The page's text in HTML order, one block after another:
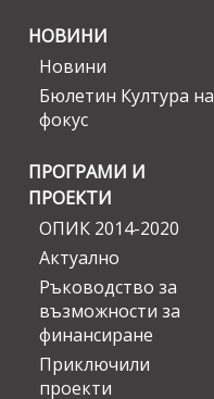
НОВИНИ
Новини
Бюлетин Култура на
фокус
ПРОГРАМИ И
ПРОЕКТИ
ОПИК 2014-2020
Актуално
Ръководство за
възможности за
финансиране
Приключили
проекти